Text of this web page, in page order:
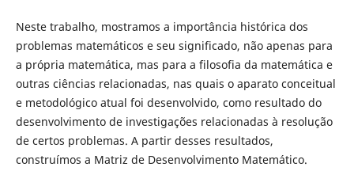
Neste trabalho, mostramos a importância histórica dos
problemas matemáticos e seu significado, não apenas para
a própria matemática, mas para a filosofia da matemática e
outras ciências relacionadas, nas quais o aparato conceitual
e metodológico atual foi desenvolvido, como resultado do
desenvolvimento de investigações relacionadas à resolução
de certos problemas. A partir desses resultados,
construímos a Matriz de Desenvolvimento Matemático.